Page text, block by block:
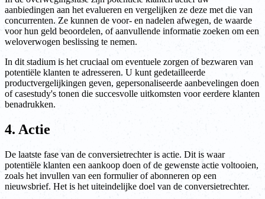
aanbiedingen aan het evalueren en vergelijken ze deze met die van
concurrenten. Ze kunnen de voor- en nadelen afwegen, de waarde
voor hun geld beoordelen, of aanvullende informatie zoeken om een
weloverwogen beslissing te nemen.
In dit stadium is het cruciaal om eventuele zorgen of bezwaren van
potentiële klanten te adresseren. U kunt gedetailleerde
productvergelijkingen geven, gepersonaliseerde aanbevelingen doen
of casestudy's tonen die succesvolle uitkomsten voor eerdere klanten
benadrukken.
4. Actie
De laatste fase van de conversietrechter is actie. Dit is waar
potentiële klanten een aankoop doen of de gewenste actie voltooien,
zoals het invullen van een formulier of abonneren op een
nieuwsbrief. Het is het uiteindelijke doel van de conversietrechter.